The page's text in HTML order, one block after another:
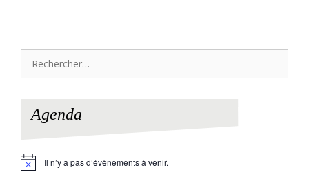
Agenda
N
Il n’y a pas d’évènements à venir.